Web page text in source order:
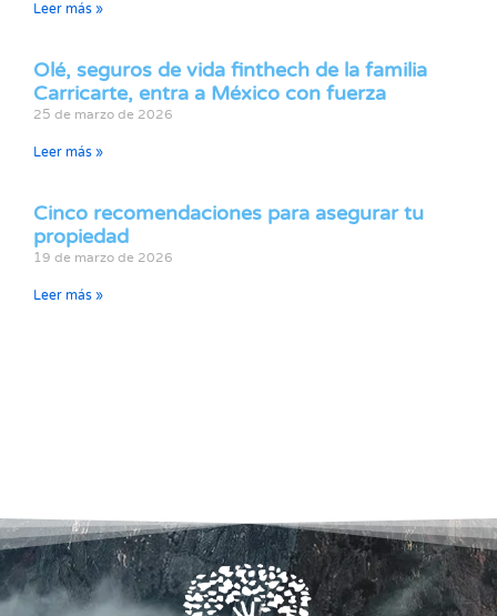
Leer más »
Olé, seguros de vida finthech de la familia
Carricarte, entra a México con fuerza
25 de marzo de 2026
Leer más »
Cinco recomendaciones para asegurar tu
propiedad
19 de marzo de 2026
Leer más »